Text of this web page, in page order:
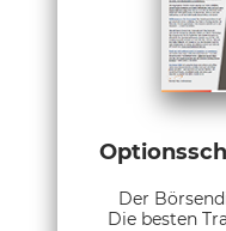
Der
Die besten